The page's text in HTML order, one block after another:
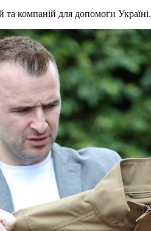
компаній для допомоги Україні.